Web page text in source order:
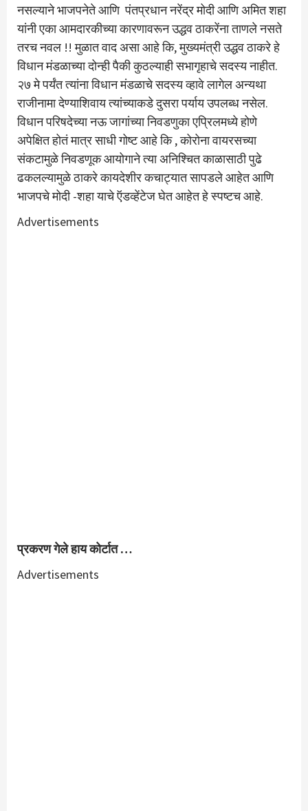
नसल्याने भाजपनेते आणि पंतप्रधान नरेंद्र मोदी आणि अमित शहा
यांनी एका आमदारकीच्या कारणावरून उद्धव ठाकरेंना ताणले नसते
तरच नवल !! मुळात वाद असा आहे कि, मुख्यमंत्री उद्धव ठाकरे हे
विधान मंडळाच्या दोन्ही पैकी कुठल्याही सभागृहाचे सदस्य नाहीत.
२७ मे पर्यंत त्यांना विधान मंडळाचे सदस्य व्हावे लागेल अन्यथा
राजीनामा देण्याशिवाय त्यांच्याकडे दुसरा पर्याय उपलब्ध नसेल.
विधान परिषदेच्या नऊ जागांच्या निवडणुका एप्रिलमध्ये होणे
अपेक्षित होतं मात्र साधी गोष्ट आहे कि , कोरोना वायरसच्या
संकटामुळे निवडणूक आयोगाने त्या अनिश्चित काळासाठी पुढे
ढकलल्यामुळे ठाकरे कायदेशीर कचाट्यात सापडले आहेत आणि
भाजपचे मोदी -शहा याचे ऍडव्हेंटेज घेत आहेत हे स्पष्टच आहे.
Advertisements
प्रकरण गेले हाय कोर्टात …
Advertisements